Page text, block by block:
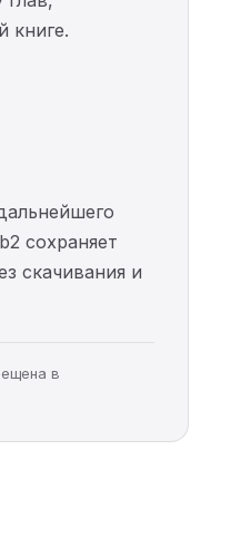
книге.
сохраняет
скачивания и
в